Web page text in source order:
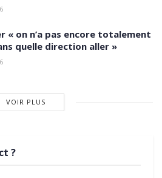
« on n’a pas encore totalement
quelle direction aller »
VOIR PLUS
?